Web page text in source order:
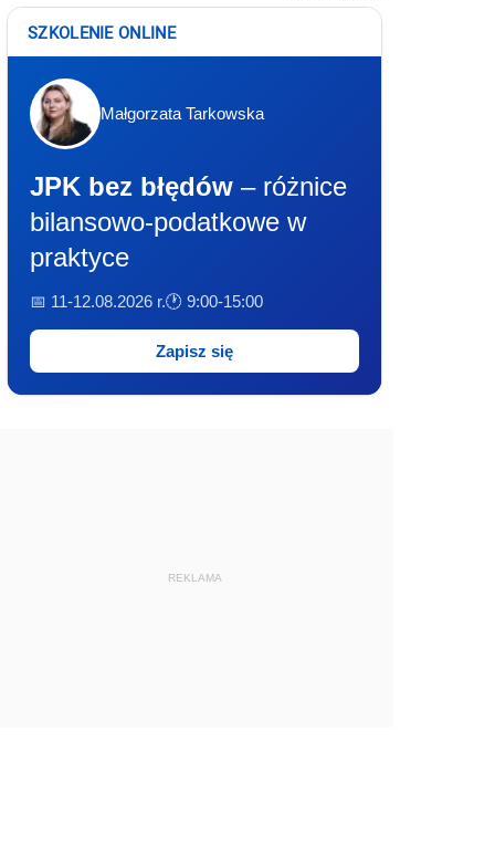
SZKOLENIE ONLINE
Małgorzata Tarkowska
JPK bez błędów – różnice
bilansowo-podatkowe w
praktyce
📅 11-12.08.2026 r.🕐 9:00-15:00
Zapisz się
REKLAMA